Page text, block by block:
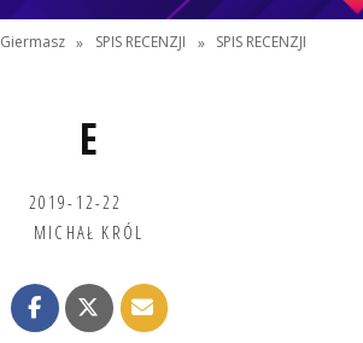
Giermasz » SPIS RECENZJI » SPIS RECENZJI
E
2019-12-22
MICHAŁ KRÓL